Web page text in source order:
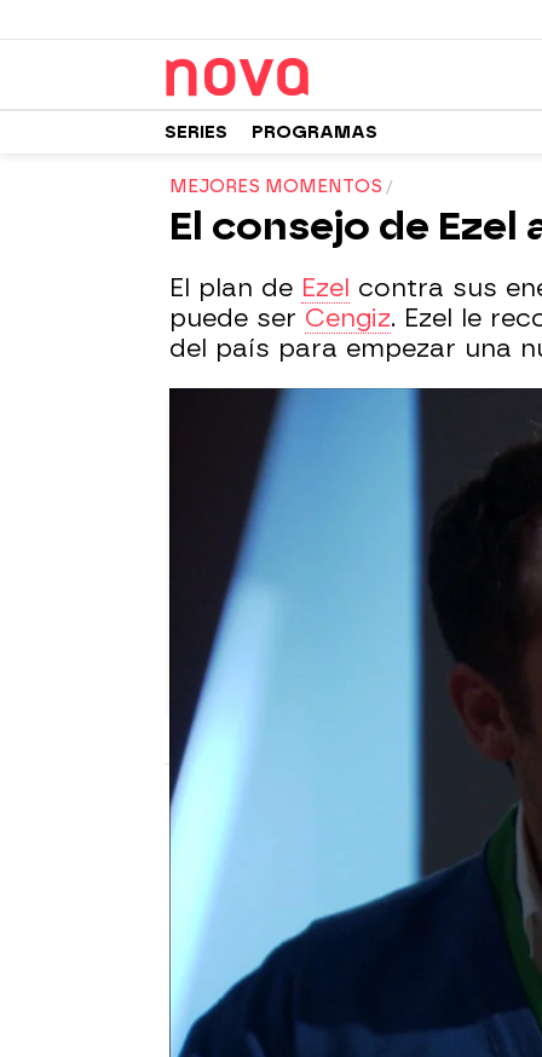
SERIES PROGRAMAS
MEJORES MOMENTOS
El consejo de Ezel
El plan de Ezel contra sus
puede ser Cengiz. Ezel le
del país para empezar una
Nova
31 de octubre de 2018, 21:02
Nova